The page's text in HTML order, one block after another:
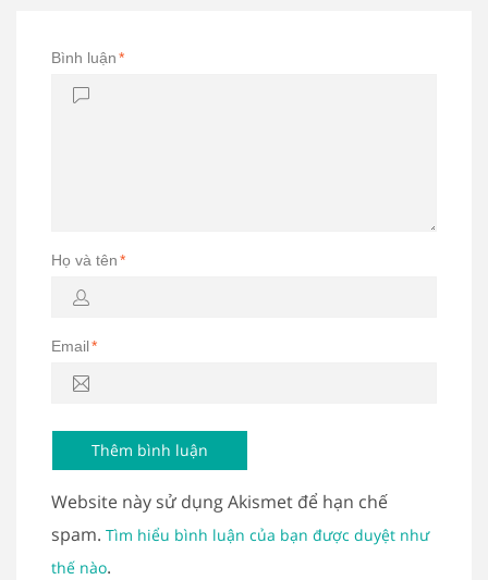
Bình luận*
Họ và tên*
Email*
Website này sử dụng Akismet để hạn chế
spam. Tìm hiểu bình luận của bạn được duyệt như
thế nào.